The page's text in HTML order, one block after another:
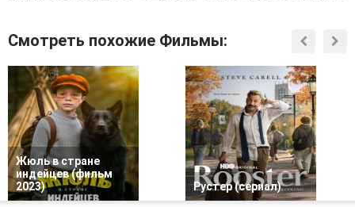
Смотреть похожие Фильмы:
Жюль в стране
индейцев (фильм
2023)
Рустер (сериал)